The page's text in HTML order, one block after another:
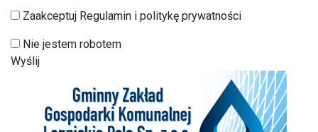
Zaakceptuj Regulamin i politykę prywatności
Nie jestem robotem
Wyślij